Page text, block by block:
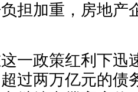
担加重，房地产
政策红利下迅
过两万亿元的债